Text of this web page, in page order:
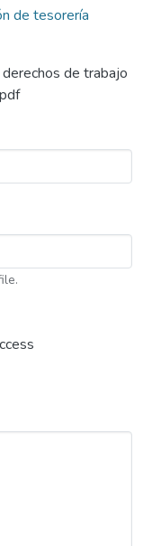
de tesorería
de trabajo